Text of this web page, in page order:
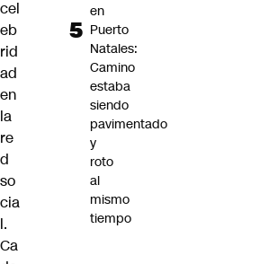
cel
eb
rid
ad
en
la
re
d
so
cia
l.
Ca
en
Puerto
Natales:
Camino
estaba
siendo
pavimentado
y
roto
al
mismo
tiempo